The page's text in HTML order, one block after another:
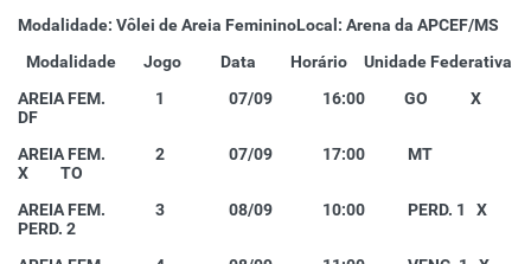
Modalidade: Vôlei de Areia FemininoLocal: Arena da APCEF/MS
Modalidade
Jogo Data Horário
Unidade Federativa
AREIA FEM. 1 07/09 16:00 GO X
DF
AREIA FEM. 2 07/09 17:00 MT
X TO
AREIA FEM. 3 08/09 10:00 PERD. 1 X
PERD. 2